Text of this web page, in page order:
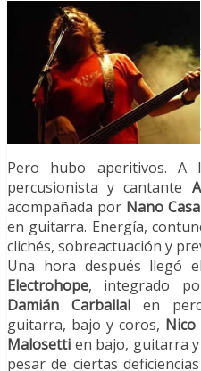
Pero hubo aperitivos. A
percusionista y cantante
acompañada por Nano
en guitarra. Energía,
clichés, sobreactuación y
Una hora después llegó
Electrohope, integrado
Damián Carballal en
guitarra, bajo y coros, Nico
Malosetti en bajo, guitarra
pesar de ciertas